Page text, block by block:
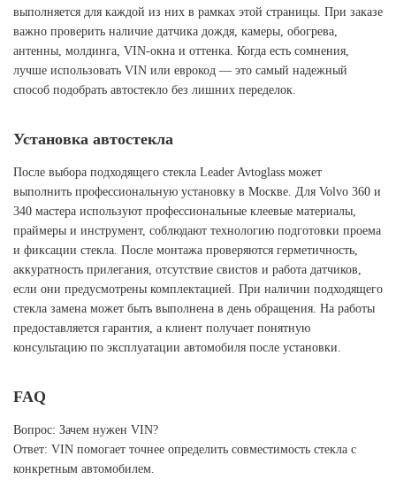
выполняется для каждой из них в рамках этой страницы. При заказе
важно проверить наличие датчика дождя, камеры, обогрева,
антенны, молдинга, VIN-окна и оттенка. Когда есть сомнения,
лучше использовать VIN или еврокод — это самый надежный
способ подобрать автостекло без лишних переделок.
Установка автостекла
После выбора подходящего стекла Leader Avtoglass может
выполнить профессиональную установку в Москве. Для Volvo 360 и
340 мастера используют профессиональные клеевые материалы,
праймеры и инструмент, соблюдают технологию подготовки проема
и фиксации стекла. После монтажа проверяются герметичность,
аккуратность прилегания, отсутствие свистов и работа датчиков,
если они предусмотрены комплектацией. При наличии подходящего
стекла замена может быть выполнена в день обращения. На работы
предоставляется гарантия, а клиент получает понятную
консультацию по эксплуатации автомобиля после установки.
FAQ
Вопрос: Зачем нужен VIN?
Ответ: VIN помогает точнее определить совместимость стекла с
конкретным автомобилем.